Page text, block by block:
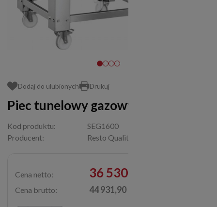
Dodaj do ulubionych Drukuj
Piec tunelowy gazowy SEG1600
Kod produktu:
SEG1600
Producent:
Resto Quality
Cena netto: 36 530,00 zł
Cena brutto: 44 931,90 zł